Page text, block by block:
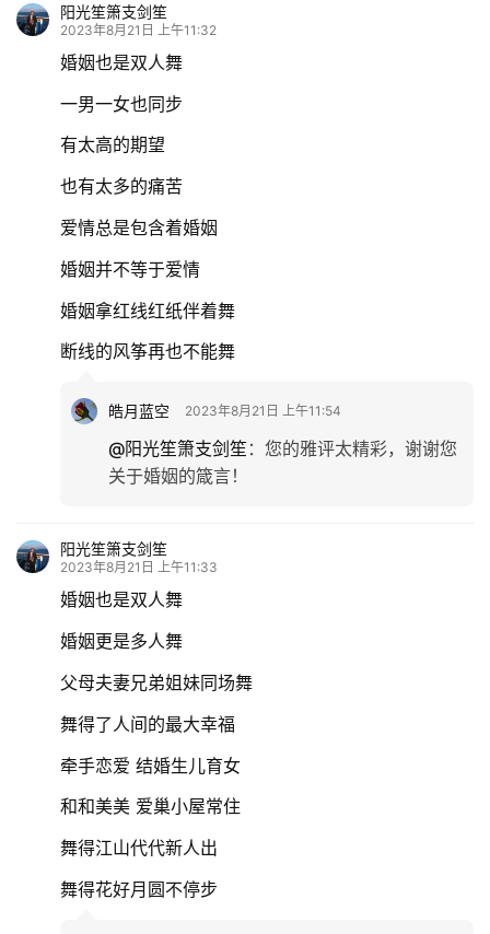
阳光笙箫支剑笙
2023年8月21日 上午11:32
婚姻也是双人舞
一男一女也同步
有太高的期望
也有太多的痛苦
爱情总是包含着婚姻
婚姻并不等于爱情
婚姻拿红线红纸伴着舞
断线的风筝再也不能舞
皓月蓝空 2023年8月21日 上午11:54
@阳光笙箫支剑笙 ： 您的雅评太精彩，谢谢您
关于婚姻的箴言！
阳光笙箫支剑笙
2023年8月21日 上午11:33
婚姻也是双人舞
婚姻更是多人舞
父母夫妻兄弟姐妹同场舞
舞得了人间的最大幸福
牵手恋爱 结婚生儿育女
和和美美 爱巢小屋常住
舞得江山代代新人出
舞得花好月圆不停步